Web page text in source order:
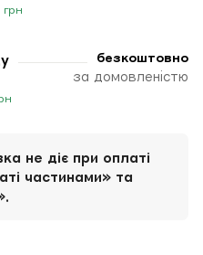
безкоштовно
за домовленістю
не діє при оплаті
частинами» та